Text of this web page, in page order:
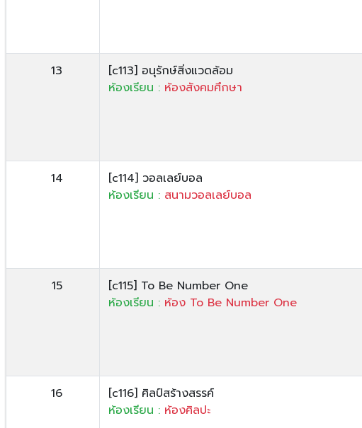
13
[c113] อนุรักษ์สิ่งแวดล้อม
ห้องเรียน : ห้องสังคมศึกษา
14
[c114] วอลเลย์บอล
ห้องเรียน : สนามวอลเลย์บอล
15
[c115] To Be Number One
ห้องเรียน : ห้อง To Be Number One
16
[c116] ศิลป์สร้างสรรค์
ห้องเรียน : ห้องศิลปะ